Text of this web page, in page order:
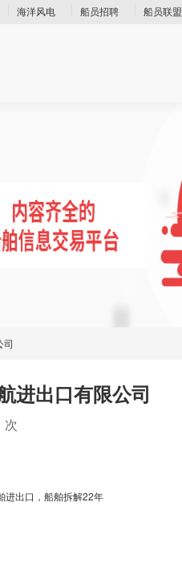
海洋风电 船员招聘 船员联盟
司
进出口有限公司
次
进出口，船舶拆解22年